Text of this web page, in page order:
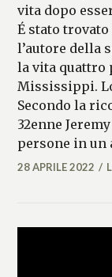
vita dopo
É stato
l’autore della
la vita quattro
Mississippi.
Secondo la
32enne
persone in un
ALESSIA
28 APRILE 2022